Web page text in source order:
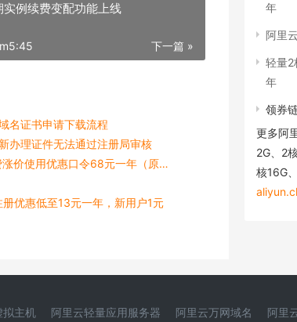
实例续费变配功能上线
下一篇 »
名证书申请下载流程
办理证件无法通过注册局审核
阿里云COM域名续费涨价使用优惠口令68元一年（原价79元）
优惠低至13元一年，新用户1元
年
阿里
轻量2
年
领券
更多阿
2G、2
核16G
拟主机 阿里云轻量应用服务器 阿里云万网域名 阿里